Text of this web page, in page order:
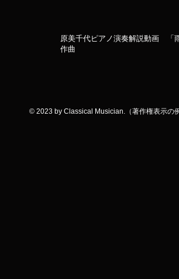
原美千代ピアノ演奏解説動画 「
作曲
© 2023 by Classical Musician.（著作権表示の例